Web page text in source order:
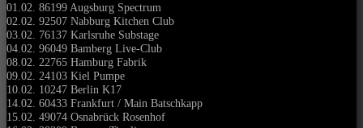
01.02. 86199 Augsburg Spectrum
02.02. 92507 Nabburg Kitchen Club
03.02. 76137 Karlsruhe Substage
04.02. 96049 Bamberg Live-Club
08.02. 22765 Hamburg Fabrik
09.02. 24103 Kiel Pumpe
10.02. 10247 Berlin K17
14.02. 60433 Frankfurt / Main Batschkapp
15.02. 49074 Osnabrück Rosenhof